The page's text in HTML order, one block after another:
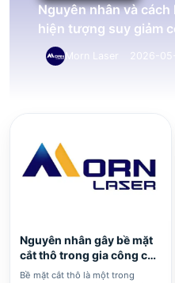
Nguyên nhân và cách
hiện tượng suy giảm
laser trong máy cắt
Morn Laser 2026-
Nguyên nhân gây bề mặt
cắt thô trong gia công cắt
l···
Bề mặt cắt thô là một trong